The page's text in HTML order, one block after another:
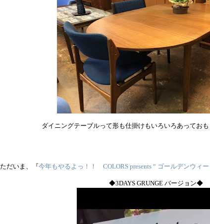
ダイニングテーブルって形も仕掛けもいろいろあってお
ただいま、『今年もやるよっ！！ COLORS presents “ ゴールデンウィー
◆3DAYS GRUNGE バージョン◆